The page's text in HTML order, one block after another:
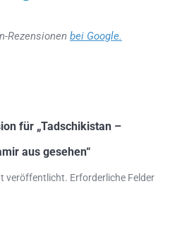
Rezensionen bei Google.
für „Tadschikistan –
aus gesehen“
veröffentlicht. Erforderliche Felder